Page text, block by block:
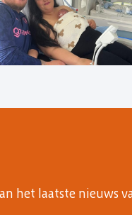
het laatste nieuws